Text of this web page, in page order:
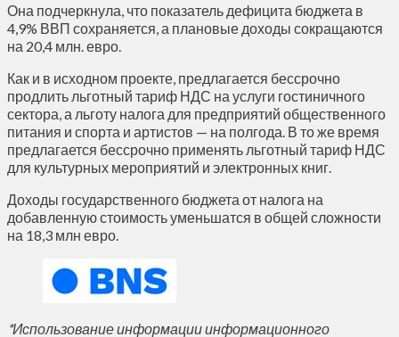
Она подчеркнула, что показатель дефицита бюджета в
4,9% ВВП сохраняется, а плановые доходы сокращаются
на 20,4 млн. евро.
Как и в исходном проекте, предлагается бессрочно
продлить льготный тариф НДС на услуги гостиничного
сектора, а льготу налога для предприятий общественного
питания и спорта и артистов — на полгода. В то же время
предлагается бессрочно применять льготный тариф НДС
для культурных мероприятий и электронных книг.
Доходы государственного бюджета от налога на
добавленную стоимость уменьшатся в общей сложности
на 18,3 млн евро.
*Использование информации информационного